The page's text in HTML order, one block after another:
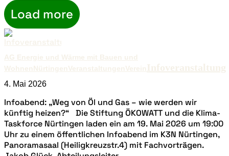
Load more
AG Energie und Wärme mit Bauen und
WohnenNürtingenVeranstaltungenVerein Infoveranstaltung
4. Mai 2026
Infoabend: „Weg von Öl und Gas – wie werden wir
künftig heizen?“ Die Stiftung ÖKOWATT und die Klima-
Taskforce Nürtingen laden ein am 19. Mai 2026 um 19:00
Uhr zu einem öffentlichen Infoabend im K3N Nürtingen,
Panoramasaal (Heiligkreuzstr.4) mit Fachvorträgen.